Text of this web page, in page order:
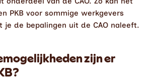
PKB voor sommige werkgevers
je de bepalingen uit de CAO naleeft.
zijn er